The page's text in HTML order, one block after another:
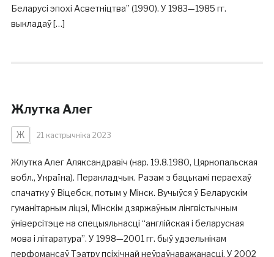
Беларусі эпохі Асветніцтва” (1990). У 1983—1985 гг.
выкладаў […]
Жлутка Алег
Ж 21 кастрычніка 2023
Жлутка Алег Аляксандравіч (нар. 19.8.1980, Цярнопальская
вобл., Україна). Перакладчык. Разам з бацькамі пераехаў
спачатку ў Віцебск, потым у Мінск. Вучыўся ў Беларускім
гуманітарным ліцэі, Мінскім дзяржаўным лінгвістычным
ўніверсітэце на спецыяльнасці “англійская і беларуская
мова і літаратура”. У 1998—2001 гг. быў удзельнікам
перфомансаў Тэатру псіхічнай неўраўнаважанасці. У 2002